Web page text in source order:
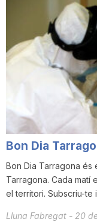
Bon Dia
Bon Dia Tarragona és
Tarragona. Cada matí
el territori. Subscriu-te
Lluna Fabregat - 20